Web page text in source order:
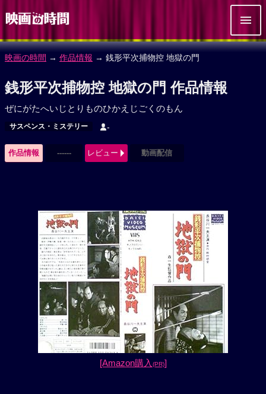
映画の時間 → 作品情報 → 銭形平次捕物控 地獄の門
銭形平次捕物控 地獄の門 作品情報
ぜにがたへいじとりものひかえじごくのもん
サスペンス・ミステリー -
作品情報 ------ レビュー 動画配信
[Amazon購入 (PR)]